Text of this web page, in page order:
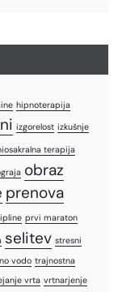
hipnoterapija
izgorelost izkušnje
terapija
obraz
prenova
prvi maraton
selitev stresni
vodo trajnostna
vrta vrtnarjenje